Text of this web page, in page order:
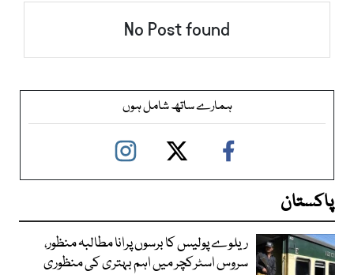
No Post found
ہمارے ساتھ شامل ہوں
پاکستان
ریلوے پولیس کا برسوں پرانا مطالبہ منظور،
سروس اسٹرکچر میں اہم بہتری کی منظوری